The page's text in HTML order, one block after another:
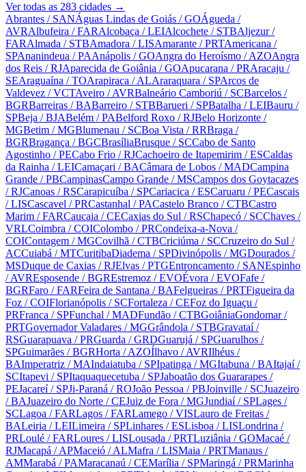
Ver todas as 283 cidades →
Abrantes / SANÁguas Lindas de Goiás / GOÁgueda /
AVRAlbufeira / FARAlcobaça / LEIAlcochete / STBAljezur/
FARAlmada / STBAmadora / LISAmarante / PRTAmericana /
SPAnanindeua / PAAnápolis / GOAngra do Heroísmo / AZOAngra
dos Reis / RJAparecida de Goiânia / GOApucarana / PRAracaju /
SEAraguaína / TOArapiraca / ALAraraquara / SPArcos de
Valdevez / VCTAveiro / AVRBalneário Camboriú / SCBarcelos /
BGRBarreiras / BABarreiro / STBBarueri / SPBatalha / LEIBauru /
SPBeja / BJABelém / PABelford Roxo / RJBelo Horizonte /
MGBetim / MGBlumenau / SCBoa Vista / RRBraga /
BGRBragança / BGCBrasíliaBrusque / SCCabo de Santo
Agostinho / PECabo Frio / RJCachoeiro de Itapemirim / ESCaldas
da Rainha / LEICamaçari / BACâmara de Lobos / MADCampina
Grande / PBCampinasCampo Grande / MSCampos dos Goytacazes
/ RJCanoas / RSCarapicuíba / SPCariacica / ESCaruaru / PECascais
/ LISCascavel / PRCastanhal / PACastelo Branco / CTBCastro
Marim / FARCaucaia / CECaxias do Sul / RSChapecó / SCChaves /
VRLCoimbra / COIColombo / PRCondeixa-a-Nova /
COIContagem / MGCovilhã / CTBCriciúma / SCCruzeiro do Sul /
ACCuiabá / MTCuritibaDiadema / SPDivinópolis / MGDourados /
MSDuque de Caxias / RJElvas / PTGEntroncamento / SANEspinho
/ AVREsposende / BGREstremoz / EVOÉvora / EVOFafe /
BGRFaro / FARFeira de Santana / BAFelgueiras / PRTFigueira da
Foz / COIFlorianópolis / SCFortaleza / CEFoz do Iguaçu /
PRFranca / SPFunchal / MADFundão / CTBGoiâniaGondomar/
PRTGovernador Valadares / MGGrândola / STBGravataí/
RSGuarapuava / PRGuarda / GRDGuarujá / SPGuarulhos /
SPGuimarães / BGRHorta / AZOÍlhavo / AVRIlhéus /
BAImperatriz / MAIndaiatuba / SPIpatinga / MGItabuna / BAItajaí/
SCItapevi / SPItaquaquecetuba / SPJaboatão dos Guararapes /
PEJacareí/ SPJi-Paraná / ROJoão Pessoa / PBJoinville / SCJuazeiro
/ BAJuazeiro do Norte / CEJuiz de Fora / MGJundiaí/ SPLages /
SCLagoa / FARLagos / FARLamego / VISLauro de Freitas /
BALeiria / LEILimeira / SPLinhares / ESLisboa / LISLondrina /
PRLoulé / FARLoures / LISLousada / PRTLuziânia / GOMacaé /
RJMacapá / APMaceió / ALMafra / LISMaia / PRTManaus /
AMMarabá / PAMaracanaú / CEMarília / SPMaringá / PRMarinha